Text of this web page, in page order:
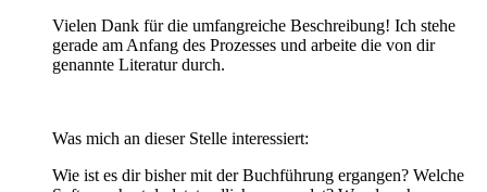
Vielen Dank für die umfangreiche Beschreibung! Ich stehe
gerade am Anfang des Prozesses und arbeite die von dir
genannte Literatur durch.
Was mich an dieser Stelle interessiert:
Wie ist es dir bisher mit der Buchführung ergangen? Welche